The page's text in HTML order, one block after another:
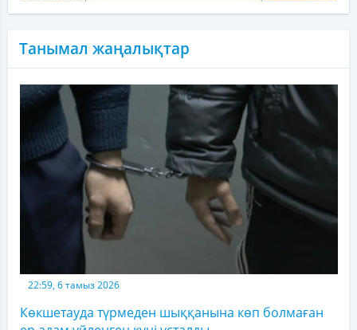
Танымал жаңалықтар
22:59, 6 тамыз 2026
Көкшетауда түрмеден шыққанына көп болмаған